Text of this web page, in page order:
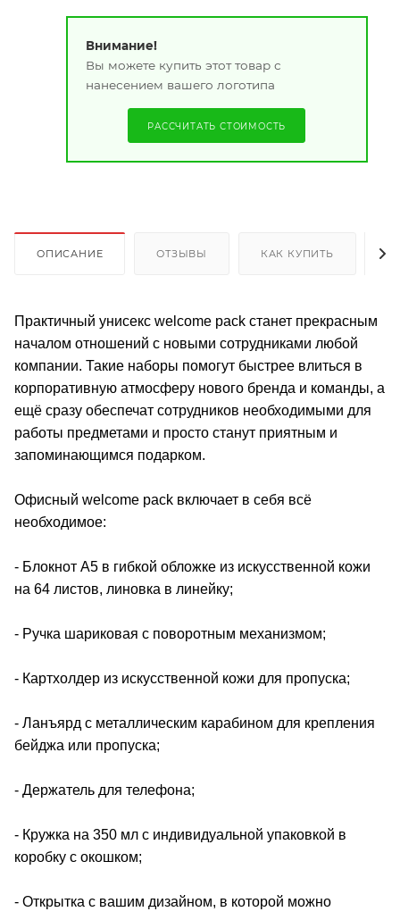
Внимание!
Вы можете купить этот товар с
нанесением вашего логотипа
РАССЧИТАТЬ СТОИМОСТЬ
ОПИСАНИЕ ОТЗЫВЫ КАК КУПИТЬ
Практичный унисекс welcome pack станет прекрасным
началом отношений с новыми сотрудниками любой
компании. Такие наборы помогут быстрее влиться в
корпоративную атмосферу нового бренда и команды, а
ещё сразу обеспечат сотрудников необходимыми для
работы предметами и просто станут приятным и
запоминающимся подарком.
Офисный welcome pack включает в себя всё
необходимое:
- Блокнот А5 в гибкой обложке из искусственной кожи
на 64 листов, линовка в линейку;
- Ручка шариковая с поворотным механизмом;
- Картхолдер из искусственной кожи для пропуска;
- Ланъярд с металлическим карабином для крепления
бейджа или пропуска;
- Держатель для телефона;
- Кружка на 350 мл с индивидуальной упаковкой в
коробку с окошком;
- Открытка с вашим дизайном, в которой можно